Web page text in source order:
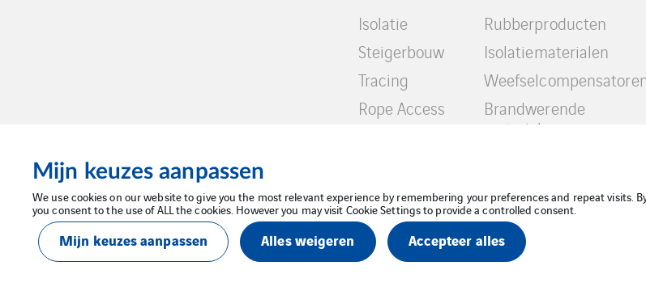
Isolatie
Steigerbouw
Tracing
Rope Access
Rubberproducten
Isolatiematerialen
Brandwerende
materialen
Wettelijke kennisgeving Privacybeleid Cookiebeleid
Mijn keuzes aanpassen
We use cookies on our website to give you the most relevant experience by remembering your preferences and repeat visits.
you consent to the use of ALL the cookies. However you may visit Cookie Settings to provide a controlled consent.
Mijn keuzes aanpassen Alles weigeren Accepteer alles